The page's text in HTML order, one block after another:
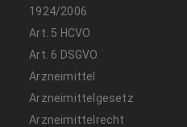
1924/2006
Art. 5 HCVO
Art. 6 DSGVO
Arzneimittel
Arzneimittelgesetz
Arzneimittelrecht